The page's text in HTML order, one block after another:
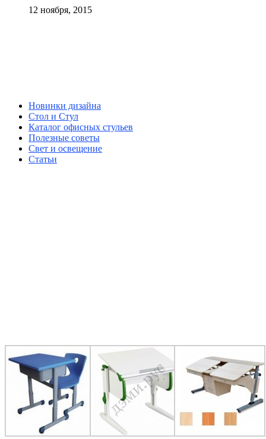
12 ноября, 2015
Новинки дизайна
Стол и Стул
Каталог офисных стульев
Полезные советы
Свет и освещение
Статьи